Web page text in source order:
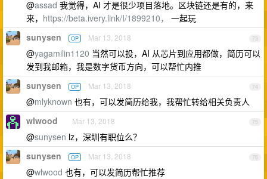
@assad 我觉得，AI 才是很少项目落地。区块链还是有的，来
来， https://beta.ivery.link/I/1899210， 一起玩
73
sunysen OP Mar 13, 2018
@yagamilin1120 当然可以投，AI 从芯片到应用都做，简历可以
发到我邮箱，我是数字货币方向，可以帮忙内推
74
sunysen OP Mar 13, 2018
@mlyknown 也有，可以发简历给我，我帮忙转给相关负责人
75
wlwood Mar 13, 2018
@sunysen lz，深圳有职位么？
76
sunysen OP Mar 13, 2018
@wlwood 也有，可以发简历帮忙推荐